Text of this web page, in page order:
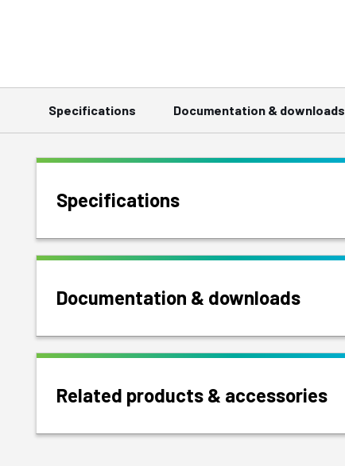
Specifications Documentation & downloads
Specifications
Documentation & downloads
Related products & accessories